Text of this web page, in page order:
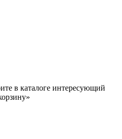
в каталоге интересующий